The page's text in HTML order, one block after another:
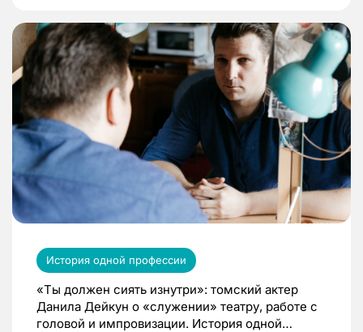
История одной профессии
«Ты должен сиять изнутри»: томский актер
Данила Дейкун о «служении» театру, работе с
головой и импровизации. История одной